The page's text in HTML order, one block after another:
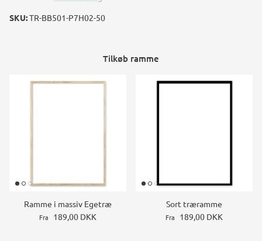
SKU:TR-BB501-P7H02-50
Tilkøb ramme
Ramme i massiv Egetræ
Fra 189,00 DKK
Sort træramme
Fra 189,00 DKK